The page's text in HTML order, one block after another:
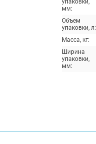
упаковки,
мм:
Объем
упаковки, л:
Масса, кг:
Ширина
упаковки,
мм: